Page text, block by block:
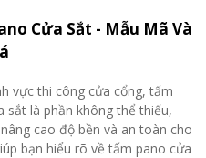
Cửa Sắt - Mẫu Mã Và
vực thi công cửa cổng, tấm
sắt là phần không thể thiếu,
cao độ bền và an toàn cho
bạn hiểu rõ về tấm pano cửa